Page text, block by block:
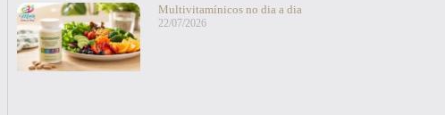
Multivitamínicos no dia a dia
22/07/2026